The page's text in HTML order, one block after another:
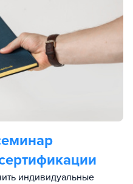
индивидуальные